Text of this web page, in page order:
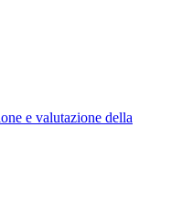
e valutazione della